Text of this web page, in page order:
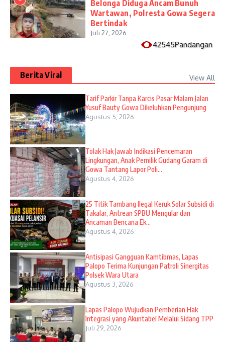
Belonga Diduga Ancam Bunuh
Wartawan, Polresta Gowa Segera
Bertindak
Juli 27, 2026
42545Pandangan
Berita Viral View All
Tarif Parkir Tanpa Karcis Pasar Malam Jalan
Yusuf Bauty Gowa Dikeluhkan Pengunjung
Agustus 5, 2026
Tolak Hak Jawab Indikasi Pencemaran
Lingkungan, Anak Pemilik Gudang Garam di
Gowa Tantang Lapor Poli...
Agustus 4, 2026
25 Titik Tambang Ilegal Keruk Solar Subsidi di
Takalar, Antrean SPBU Mengular dan
Ancaman Bencana Ek...
Agustus 4, 2026
Antisipasi Gangguan Kamtibmas, Lapas
Palopo Terima Kunjungan Patroli Sinergitas
Polsek Wara Utara
Agustus 3, 2026
Lapas Palopo Wujudkan Pemberian Hak
Integrasi yang Akuntabel Melalui Sidang TPP
Juli 29, 2026